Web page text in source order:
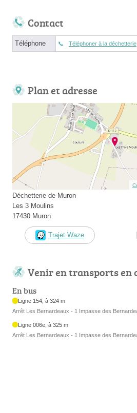
Contact
Téléphone Téléphoner à la déchetterie
Plan et adresse
Déchetterie de Muron
Les 3 Moulins
17430 Muron
Trajet Waze
Venir en transports en
En bus
Ligne 154, à 324 m
Arrêt Les Bernardeaux - 1 Impasse des
Ligne 006e, à 325 m
Arrêt Les Bernardeaux - 1 Impasse des